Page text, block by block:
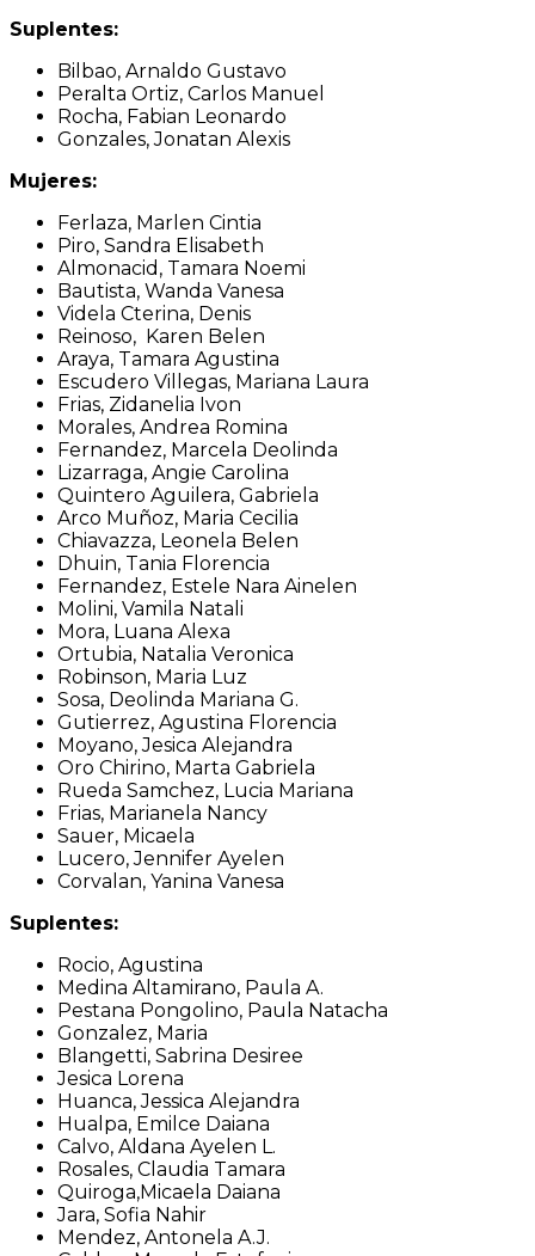
Suplentes:
Bilbao, Arnaldo Gustavo
Peralta Ortiz, Carlos Manuel
Rocha, Fabian Leonardo
Gonzales, Jonatan Alexis
Mujeres:
Ferlaza, Marlen Cintia
Piro, Sandra Elisabeth
Almonacid, Tamara Noemi
Bautista, Wanda Vanesa
Videla Cterina, Denis
Reinoso, Karen Belen
Araya, Tamara Agustina
Escudero Villegas, Mariana Laura
Frias, Zidanelia Ivon
Morales, Andrea Romina
Fernandez, Marcela Deolinda
Lizarraga, Angie Carolina
Quintero Aguilera, Gabriela
Arco Muñoz, Maria Cecilia
Chiavazza, Leonela Belen
Dhuin, Tania Florencia
Fernandez, Estele Nara Ainelen
Molini, Vamila Natali
Mora, Luana Alexa
Ortubia, Natalia Veronica
Robinson, Maria Luz
Sosa, Deolinda Mariana G.
Gutierrez, Agustina Florencia
Moyano, Jesica Alejandra
Oro Chirino, Marta Gabriela
Rueda Samchez, Lucia Mariana
Frias, Marianela Nancy
Sauer, Micaela
Lucero, Jennifer Ayelen
Corvalan, Yanina Vanesa
Suplentes:
Rocio, Agustina
Medina Altamirano, Paula A.
Pestana Pongolino, Paula Natacha
Gonzalez, Maria
Blangetti, Sabrina Desiree
Jesica Lorena
Huanca, Jessica Alejandra
Hualpa, Emilce Daiana
Calvo, Aldana Ayelen L.
Rosales, Claudia Tamara
Quiroga,Micaela Daiana
Jara, Sofia Nahir
Mendez, Antonela A.J.